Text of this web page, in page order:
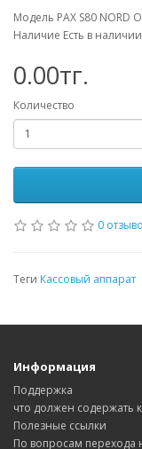
Модель PAX S80 NORD
Наличие Есть в наличии
0.00тг.
Количество
0
Теги Кассовый аппарат
Информация
Поддержка
что должен содержать
Полезные ссылки
По вопросам